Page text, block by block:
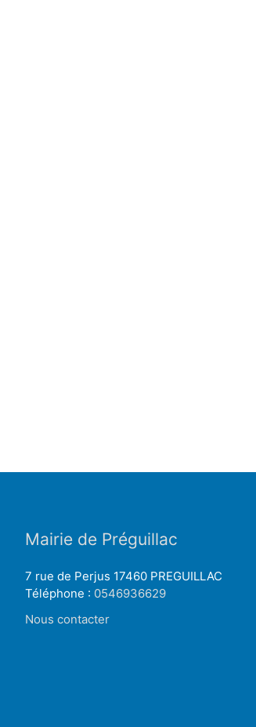
Mairie de Préguillac
7 rue de Perjus 17460 PREGUILLAC
Téléphone : 0546936629
Nous contacter